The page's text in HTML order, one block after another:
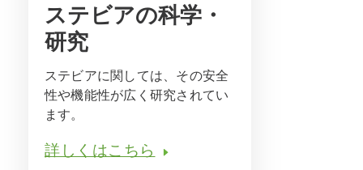
ステビアの科学・
研究
ステビアに関しては、その安全
性や機能性が広く研究されてい
ます。
詳しくはこちら